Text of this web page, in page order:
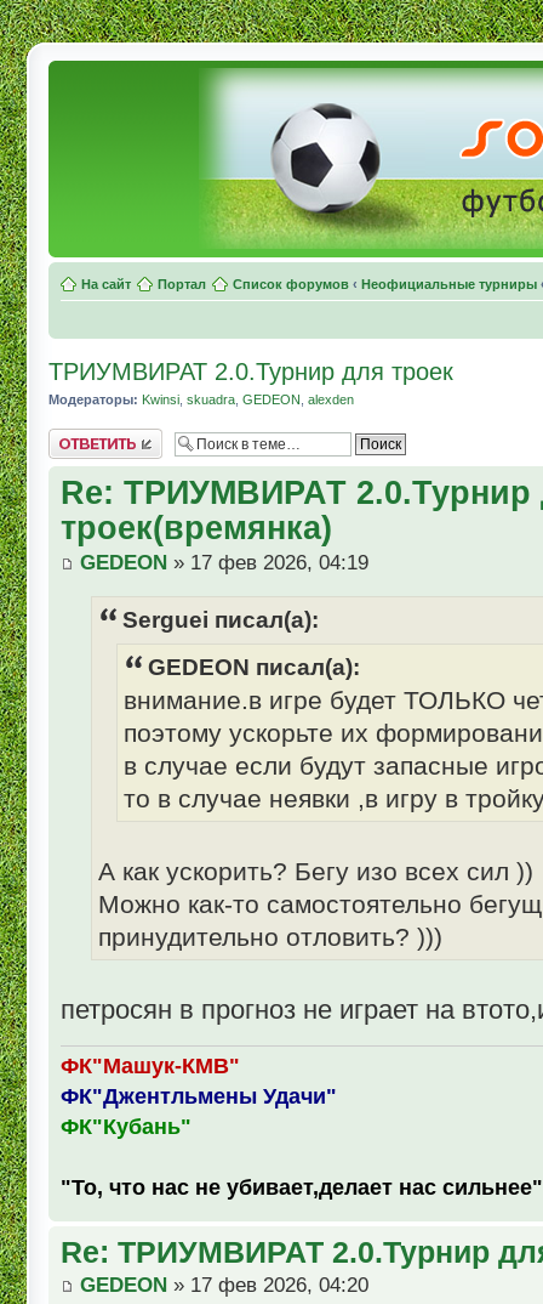
На сайт Портал Список форумов ‹ Неофициальные турниры
ТРИУМВИРАТ 2.0.Турнир для троек
Модераторы: Kwinsi skuadra GEDEON alexden
Комментировать
Re: ТРИУМВИРАТ 2.0.Турнир
троек(времянка)
GEDEON » 17 фев 2026, 04:19
Serguei писал(а):
GEDEON писал(а):
внимание.в игре будет ТОЛЬКО
поэтому ускорьте их
в случае если будут запасные
то в случае неявки ,в игру в
А как ускорить? Бегу изо всех сил ))
Можно как-то самостоятельно
принудительно отловить? )))
петросян в прогноз не играет на
ФК"Машук-КМВ"
ФК"Джентльмены Удачи"
ФК"Кубань"
"То, что нас не убивает,делает нас сильнее"
Re: ТРИУМВИРАТ 2.0.Турнир
GEDEON » 17 фев 2026, 04:20